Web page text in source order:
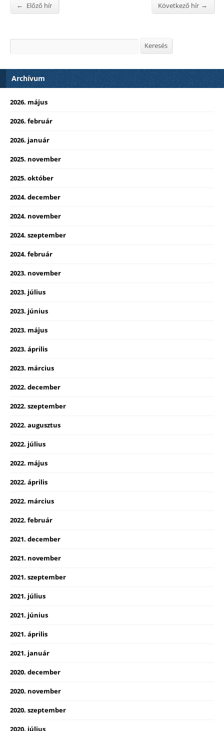
← Előző hír Következő hír →
Search Keresés
Archívum
2026. május
2026. február
2026. január
2025. november
2025. október
2024. december
2024. november
2024. szeptember
2024. február
2023. november
2023. július
2023. június
2023. május
2023. április
2023. március
2022. december
2022. szeptember
2022. augusztus
2022. július
2022. május
2022. április
2022. március
2022. február
2021. december
2021. november
2021. szeptember
2021. július
2021. június
2021. április
2021. január
2020. december
2020. november
2020. szeptember
2020. július